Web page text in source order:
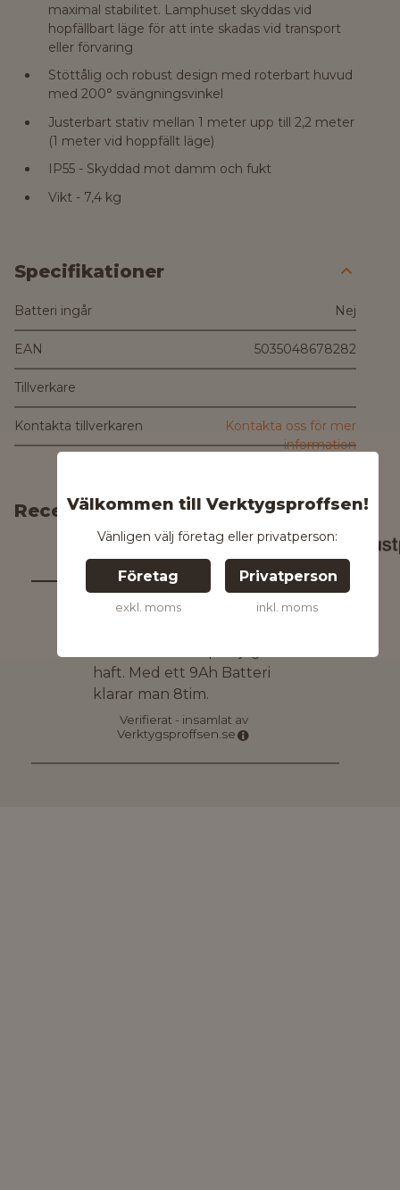
Välkommen till Verktygsproffsen!
Vänligen välj företag eller privatperson:
Företag
exkl. moms
Privatperson
inkl. moms
maximal stabilitet. Lamphuset skyddas vid
hopfällbart läge för att inte skadas vid transport
eller förvaring
Stöttålig och robust design med roterbart huvud
med 200° svängningsvinkel
Justerbart stativ mellan 1 meter upp till 2,2 meter
(1 meter vid hoppfällt läge)
IP55 - Skyddad mot damm och fukt
Vikt - 7,4 kg
Specifikationer
Batteri ingår Nej
EAN 5035048678282
Tillverkare
Kontakta tillverkaren
Kontakta oss för mer
information
Recensioner
5,0 / 1 omdömen
Daniel, 22 december
haft. Med ett 9Ah Batteri
klarar man 8tim.
Verifierat - insamlat av
Verktygsproffsen.se